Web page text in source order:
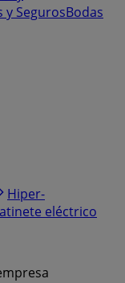
y SegurosBodas
Hiper-
eléctrico